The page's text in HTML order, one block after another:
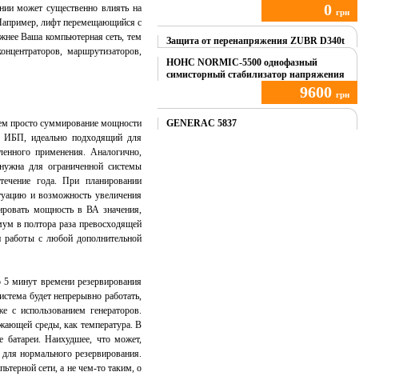
может существенно влиять на
лифт перемещающийся с
Ваша компьютерная сеть, тем
маршрутизаторов,
просто суммирование мощности
ИБП, идеально подходящий для
применения. Аналогично,
для ограниченной системы
года. При планировании
и возможность увеличения
мощность в ВА значения,
в полтора раза превосходящей
работы с любой дополнительной
минут времени резервирования
будет непрерывно работать,
с использованием генераторов.
среды, как температура. В
батареи. Наихудшее, что может,
нормального резервирования.
сети, а не чем-то таким, о
0 грн
Купить
Защита от перенапряжения ZUBR D340t
НОНС NORMIC-5500 однофазный
симисторный стабилизатор напряжения
9600 грн
Купить
GENERAC 5837